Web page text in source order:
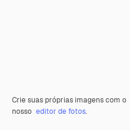
Crie suas próprias imagens com o
nosso editor de fotos.